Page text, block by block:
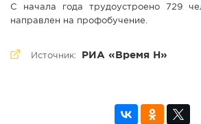
С начала года трудоустроено 729
направлен на профобучение.
Источник: РИА «Время Н»